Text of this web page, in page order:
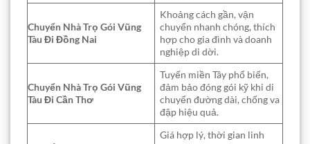
Chuyển Nhà Trọ Gói Vũng
Tàu Đi Đồng Nai
Khoảng cách gần, vận
chuyển nhanh chóng, thích
hợp cho gia đình và doanh
nghiệp di dời.
Chuyển Nhà Trọ Gói Vũng
Tàu Đi Cần Thơ
Tuyến miền Tây phổ biến,
đảm bảo đóng gói kỹ khi di
chuyển đường dài, chống va
đập hiệu quả.
Giá hợp lý, thời gian linh